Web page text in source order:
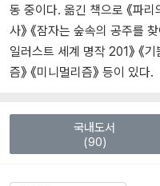
동 중이다. 옮긴 책으로 《파리
사》 《잠자는 숲속의 공주를
일러스트 세계 명작 201》 《기
즘》 《미니멀리즘》 등이 있다.
국내도서
(90)